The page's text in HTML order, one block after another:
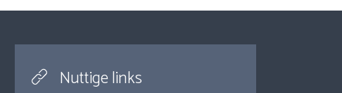
Nuttige links